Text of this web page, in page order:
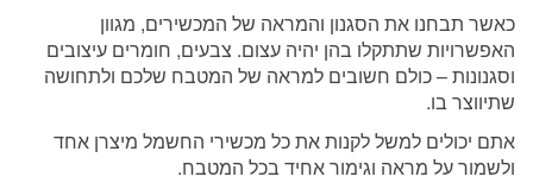
כאשר תבחנו את הסגנון והמראה של המכשירים, מגוון
האפשרויות שתתקלו בהן יהיה עצום. צבעים, חומרים עיצובים
וסגנונות – כולם חשובים למראה של המטבח שלכם ולתחושה
שתיווצר בו.
אתם יכולים למשל לקנות את כל מכשירי החשמל מיצרן אחד
ולשמור על מראה וגימור אחיד בכל המטבח.